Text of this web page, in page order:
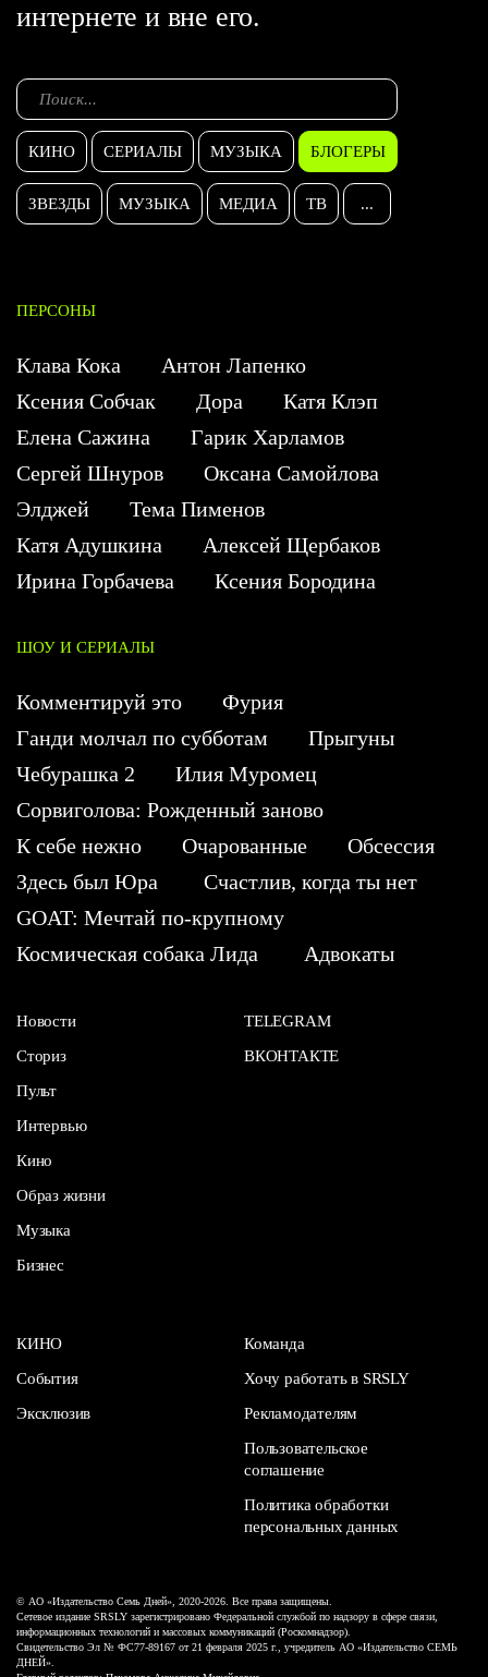
интернете и вне его.
КИНО СЕРИАЛЫ МУЗЫКА БЛОГЕРЫ
ЗВЕЗДЫ МУЗЫКА МЕДИА ТВ ...
ПЕРСОНЫ
Клава Кока
Антон Лапенко
Ксения Собчак
Дора
Катя Клэп
Елена Сажина
Гарик Харламов
Сергей Шнуров
Оксана Самойлова
Элджей
Тема Пименов
Катя Адушкина
Алексей Щербаков
Ирина Горбачева
Ксения Бородина
ШОУ И СЕРИАЛЫ
Комментируй это
Фурия
Ганди молчал по субботам
Прыгуны
Чебурашка 2
Илия Муромец
Сорвиголова: Рожденный заново
К себе нежно
Очарованные
Обсессия
Здесь был Юра
Счастлив, когда ты нет
GOAT: Мечтай по-крупному
Космическая собака Лида
Адвокаты
Новости
Сториз
Пульт
Интервью
Кино
Образ жизни
Музыка
Бизнес
TELEGRAM
ВКОНТАКТЕ
КИНО
События
Эксклюзив
Команда
Хочу работать в SRSLY
Рекламодателям
Пользовательское
соглашение
Политика обработки
персональных данных
© АО «Издательство Семь Дней», 2020-2026. Все права защищены.
Сетевое издание SRSLY зарегистрировано Федеральной службой по надзору в сфере связи,
информационных технологий и массовых коммуникаций (Роскомнадзор).
Свидетельство Эл № ФС77-89167 от 21 февраля 2025 г., учредитель АО «Издательство СЕМЬ
ДНЕЙ».